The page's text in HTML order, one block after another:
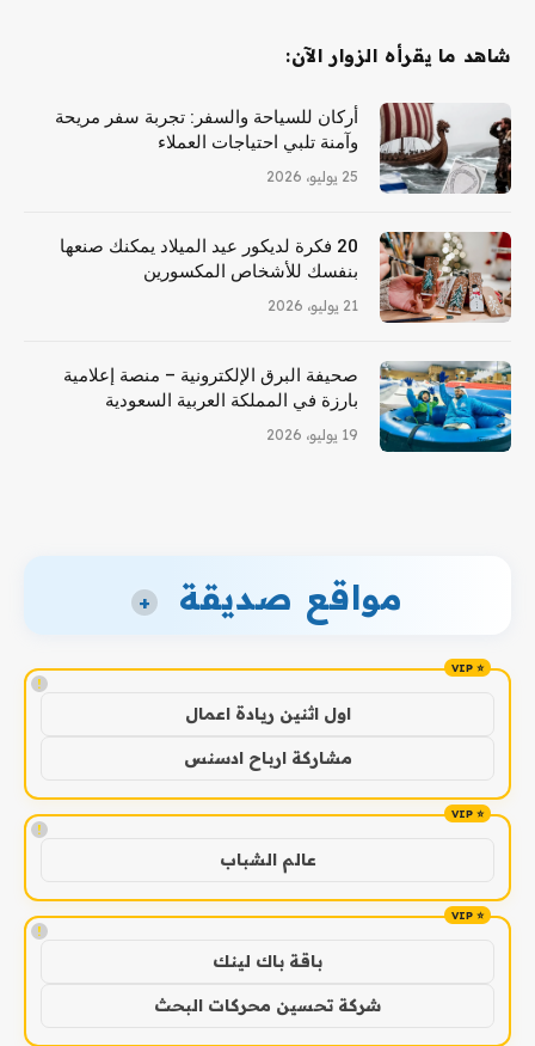
شاهد ما يقرأه الزوار الآن:
أركان للسياحة والسفر: تجربة سفر مريحة
وآمنة تلبي احتياجات العملاء
25 يوليو، 2026
20 فكرة لديكور عيد الميلاد يمكنك صنعها
بنفسك للأشخاص المكسورين
21 يوليو، 2026
صحيفة البرق الإلكترونية – منصة إعلامية
بارزة في المملكة العربية السعودية
19 يوليو، 2026
مواقع صديقة +
!
اول اثنين ريادة اعمال
مشاركة ارباح ادسنس
!
عالم الشباب
!
باقة باك لينك
شركة تحسين محركات البحث